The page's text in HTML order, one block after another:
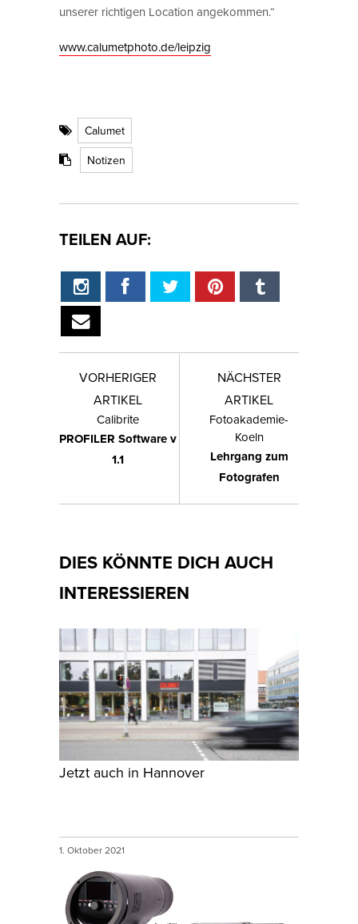
unserer richtigen Location angekommen.“
www.calumetphoto.de/leipzig
Calumet
Notizen
TEILEN AUF:
VORHERIGER
ARTIKEL
Calibrite
PROFILER Software v
1.1
NÄCHSTER
ARTIKEL
Fotoakademie-
Koeln
Lehrgang zum
Fotografen
DIES KÖNNTE DICH AUCH
INTERESSIEREN
Jetzt auch in Hannover
1. Oktober 2021